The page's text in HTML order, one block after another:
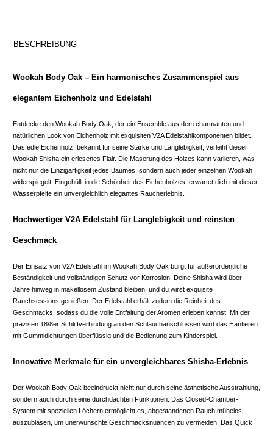
BESCHREIBUNG
Wookah Body Oak – Ein harmonisches Zusammenspiel aus
elegantem Eichenholz und Edelstahl
Entdecke den Wookah Body Oak, der ein Ensemble aus dem charmanten und
natürlichen Look von Eichenholz mit exquisiten V2A Edelstahlkomponenten bildet.
Das edle Eichenholz, bekannt für seine Stärke und Langlebigkeit, verleiht dieser
Wookah Shisha ein erlesenes Flair. Die Maserung des Holzes kann variieren, was
nicht nur die Einzigartigkeit jedes Baumes, sondern auch jeder einzelnen Wookah
widerspiegelt. Eingehüllt in die Schönheit des Eichenholzes, erwartet dich mit dieser
Wasserpfeife ein unvergleichlich elegantes Raucherlebnis.
Hochwertiger V2A Edelstahl für Langlebigkeit und reinsten
Geschmack
Der Einsatz von V2A Edelstahl im Wookah Body Oak bürgt für außerordentliche
Beständigkeit und vollständigen Schutz vor Korrosion. Deine Shisha wird über
Jahre hinweg in makellosem Zustand bleiben, und du wirst exquisite
Rauchsessions genießen. Der Edelstahl erhält zudem die Reinheit des
Geschmacks, sodass du die volle Entfaltung der Aromen erleben kannst. Mit der
präzisen 18/8er Schliffverbindung an den Schlauchanschlüssen wird das Hantieren
mit Gummidichtungen überflüssig und die Bedienung zum Kinderspiel.
Innovative Merkmale für ein unvergleichbares Shisha-Erlebnis
Der Wookah Body Oak beeindruckt nicht nur durch seine ästhetische Ausstrahlung,
sondern auch durch seine durchdachten Funktionen. Das Closed-Chamber-
System mit speziellen Löchern ermöglicht es, abgestandenen Rauch mühelos
auszublasen, um unerwünschte Geschmacksnuancen zu vermeiden. Das Quick